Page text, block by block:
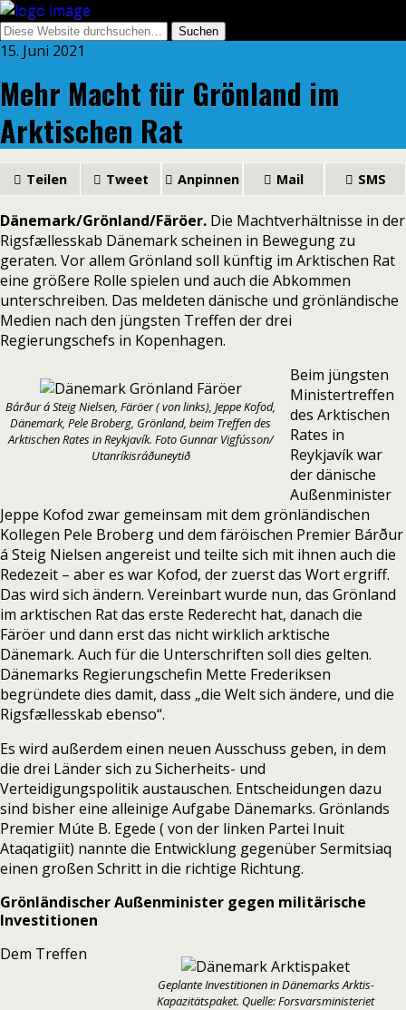
15. Juni 2021
Mehr Macht für Grönland im
Arktischen Rat
Teilen Tweet Anpinnen Mail SMS
Dänemark/Grönland/Färöer. Die Machtverhältnisse in der
Rigsfællesskab Dänemark scheinen in Bewegung zu
geraten. Vor allem Grönland soll künftig im Arktischen Rat
eine größere Rolle spielen und auch die Abkommen
unterschreiben. Das meldeten dänische und grönländische
Medien nach den jüngsten Treffen der drei
Regierungschefs in Kopenhagen.
Bárður á Steig Nielsen, Färöer ( von links), Jeppe Kofod,
Dänemark, Pele Broberg, Grönland, beim Treffen des
Arktischen Rates in Reykjavík. Foto Gunnar Vigfússon/
Utanríkisráðuneytið
Beim jüngsten
Ministertreffen
des Arktischen
Rates in
Reykjavík war
der dänische
Außenminister
Jeppe Kofod zwar gemeinsam mit dem grönländischen
Kollegen Pele Broberg und dem färöischen Premier Bárður
á Steig Nielsen angereist und teilte sich mit ihnen auch die
Redezeit – aber es war Kofod, der zuerst das Wort ergriff.
Das wird sich ändern. Vereinbart wurde nun, das Grönland
im arktischen Rat das erste Rederecht hat, danach die
Färöer und dann erst das nicht wirklich arktische
Dänemark. Auch für die Unterschriften soll dies gelten.
Dänemarks Regierungschefin Mette Frederiksen
begründete dies damit, dass „die Welt sich ändere, und die
Rigsfællesskab ebenso“.
Es wird außerdem einen neuen Ausschuss geben, in dem
die drei Länder sich zu Sicherheits- und
Verteidigungspolitik austauschen. Entscheidungen dazu
sind bisher eine alleinige Aufgabe Dänemarks. Grönlands
Premier Múte B. Egede ( von der linken Partei Inuit
Ataqatigiit) nannte die Entwicklung gegenüber Sermitsiaq
einen großen Schritt in die richtige Richtung.
Grönländischer Außenminister gegen militärische
Investitionen
Geplante Investitionen in Dänemarks Arktis-
Kapazitätspaket. Quelle: Forsvarsministeriet
Dem Treffen